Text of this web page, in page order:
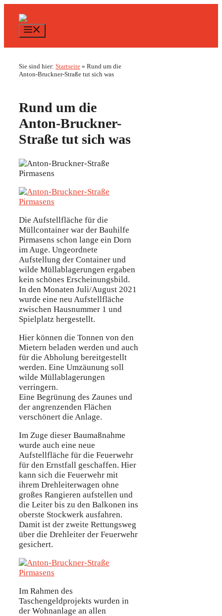
Inhalt
springen
Sie sind hier: Startseite » Rund um die
Anton-Bruckner-Straße tut sich was
Rund um die
Anton-Bruckner-
Straße tut sich was
Die Aufstellfläche für die
Müllcontainer war der Bauhilfe
Pirmasens schon lange ein Dorn
im Auge. Ungeordnete
Aufstellung der Container und
wilde Müllablagerungen ergaben
kein schönes Erscheinungsbild.
In den Monaten Juli/August 2021
wurde eine neu Aufstellfläche
zwischen Hausnummer 1 und
Spielplatz hergestellt.
Hier können die Tonnen von den
Mietern beladen werden und auch
für die Abholung bereitgestellt
werden. Eine Umzäunung soll
wilde Müllablagerungen
verringern.
Eine Begrünung des Zaunes und
der angrenzenden Flächen
verschönert die Anlage.
Im Zuge dieser Baumaßnahme
wurde auch eine neue
Aufstellfläche für die Feuerwehr
für den Ernstfall geschaffen. Hier
kann sich die Feuerwehr mit
ihrem Drehleiterwagen ohne
großes Rangieren aufstellen und
die Leiter bis zu den Balkonen ins
oberste Stockwerk ausfahren.
Damit ist der zweite Rettungsweg
über die Drehleiter der Feuerwehr
gesichert.
Im Rahmen des
Taschengeldprojekts wurden in
der Wohnanlage an allen